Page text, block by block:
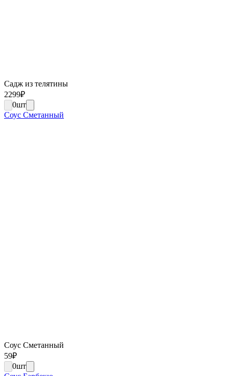
Садж из телятины
2299₽
0шт
Соус Сметанный
Соус Сметанный
59₽
0шт